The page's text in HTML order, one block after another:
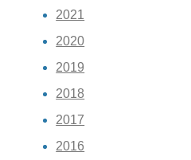
2021
2020
2019
2018
2017
2016